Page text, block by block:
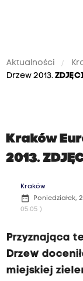
Aktualności
Drzew 2013.
Kraków
2013.
Kraków
date_range Poniedziałek,
05:05 )
Przyznająca
Drzew
miejskiej